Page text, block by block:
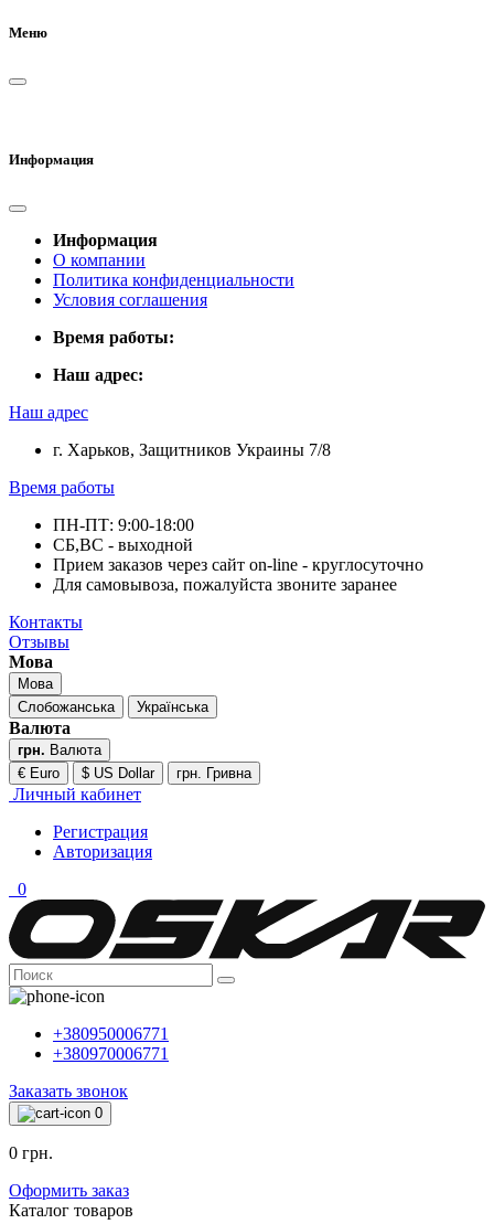
Меню
Информация
Информация
О компании
Политика конфиденциальности
Условия соглашения
Время работы:
Наш адрес:
Наш адрес
г. Харьков, Защитников Украины 7/8
Время работы
ПН-ПТ: 9:00-18:00
СБ,ВС - выходной
Прием заказов через сайт on-line - круглосуточно
Для самовывоза, пожалуйста звоните заранее
Контакты
Отзывы
Мова
Мова
Слобожанська
Українська
Валюта
грн. Валюта
€ Euro
$ US Dollar грн. Гривна
Личный кабинет
Регистрация
Авторизация
0
+380950006771
+380970006771
Заказать звонок
0
0 грн.
Оформить заказ
Каталог товаров